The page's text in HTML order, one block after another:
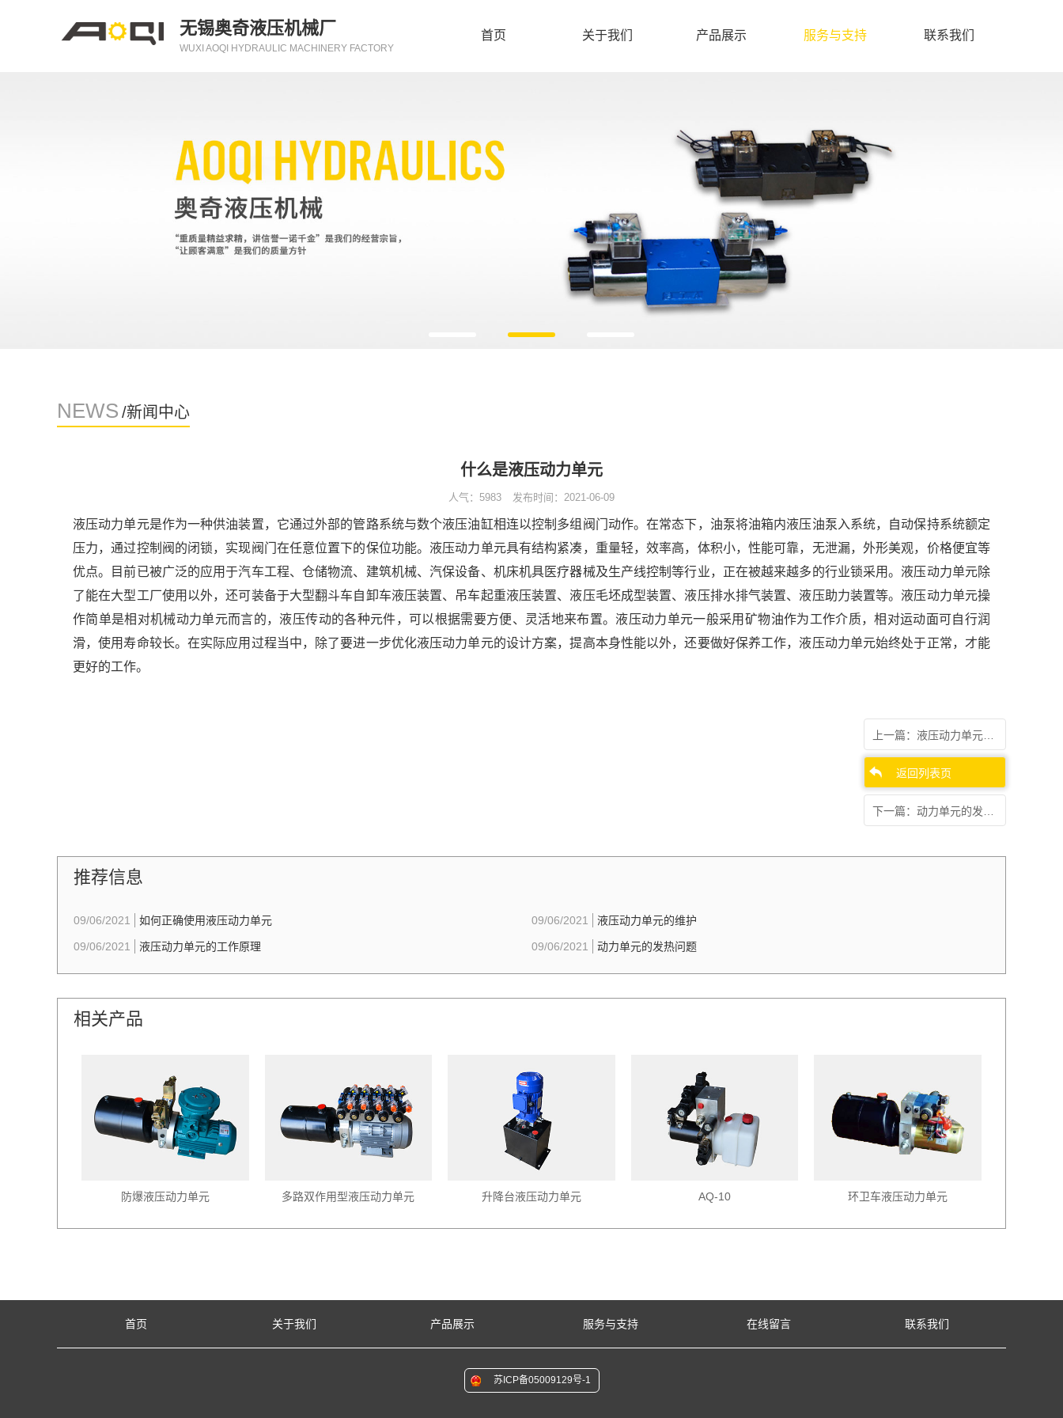
无锡奥奇液压机械厂
WUXI AOQI HYDRAULIC MACHINERY FACTORY
首页 关于我们 产品展示 服务与支持 联系我们
NEWS /新闻中心
什么是液压动力单元
人气： 5983 发布时间：2021-06-09
液压动力单元是作为一种供油装置，它通过外部的管路系统与数个液压油缸相连以控制多组阀门动作。在常态下，油泵将油箱内液压油泵入系统，自动保持系统额定
压力，通过控制阀的闭锁，实现阀门在任意位置下的保位功能。液压动力单元具有结构紧凑，重量轻，效率高，体积小，性能可靠，无泄漏，外形美观，价格便宜等
优点。目前已被广泛的应用于汽车工程、仓储物流、建筑机械、汽保设备、机床机具医疗器械及生产线控制等行业，正在被越来越多的行业锁采用。液压动力单元除
了能在大型工厂使用以外，还可装备于大型翻斗车自卸车液压装置、吊车起重液压装置、液压毛坯成型装置、液压排水排气装置、液压助力装置等。液压动力单元操
作简单是相对机械动力单元而言的，液压传动的各种元件，可以根据需要方便、灵活地来布置。液压动力单元一般采用矿物油作为工作介质，相对运动面可自行润
滑，使用寿命较长。在实际应用过程当中，除了要进一步优化液压动力单元的设计方案，提高本身性能以外，还要做好保养工作，液压动力单元始终处于正常，才能
更好的工作。
返回列表页
推荐信息
09/06/2021 如何正确使用液压动力单元 09/06/2021 液压动力单元的维护
09/06/2021 液压动力单元的工作原理 09/06/2021 动力单元的发热问题
相关产品
防爆液压动力单元 多路双作用型液压动力单元 升降台液压动力单元 AQ-10 环卫车液压动力单元
首页 关于我们 产品展示 服务与支持 在线留言 联系我们
苏ICP备05009129号-1